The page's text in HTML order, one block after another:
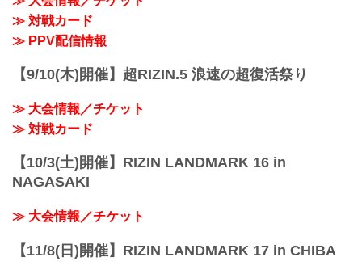
わせたグラップラー。朝倉はパンチの強
さとボクシング...
≫ 対戦カード
≫ PPV配信情報
【9/10(木)開催】超RIZIN.5 浪速の超復活祭り
≫ 大会情報／チケット
≫ 対戦カード
【10/3(土)開催】RIZIN LANDMARK 16 in
NAGASAKI
≫ 大会情報／チケット
【11/8(日)開催】RIZIN LANDMARK 17 in CHIBA